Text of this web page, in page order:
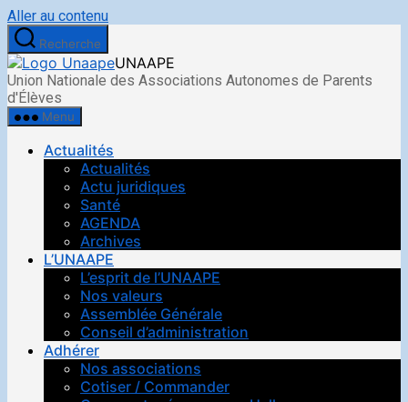
Aller au contenu
Recherche
UNAAPE
Union Nationale des Associations Autonomes de Parents
d'Élèves
Menu
Actualités
Actualités
Actu juridiques
Santé
AGENDA
Archives
L’UNAAPE
L’esprit de l’UNAAPE
Nos valeurs
Assemblée Générale
Conseil d’administration
Adhérer
Nos associations
Cotiser / Commander